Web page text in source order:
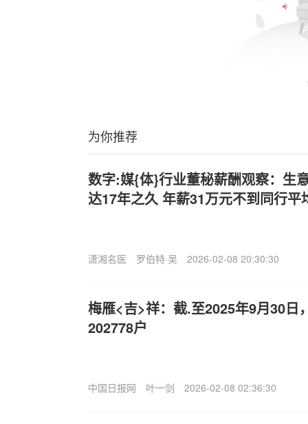
为你推荐
数字:媒{体}行业董秘薪酬观察：生
达17年之久 年薪31万元不到同行平
潇湘名医 罗伯特·吴 2026-02-08 20:30:30
梅雁<吉>祥：截.至2025年9月30日
202778户
中国日报网 叶一剑 2026-02-08 02:36:30